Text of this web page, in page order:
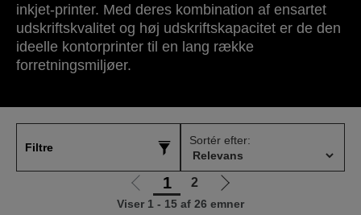
inkjet-printer. Med deres kombination af ensartet
udskriftskvalitet og høj udskriftskapacitet er de den
ideelle kontorprinter til en lang række
forretningsmiljøer.
Filtre
Sortér efter:
Gå
til
1 2
Gå
til
Viser 1 - 15 af 26 emner